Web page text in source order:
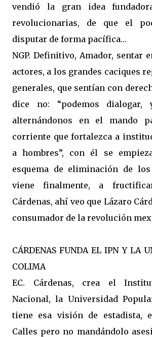
vendió la gran idea
revolucionarias, de que el
disputar de forma pacífica…
NGP. Definitivo, Amador, sentar
actores, a los grandes caciques
generales, que sentían con
dice no: “podemos
alternándonos en el mando
corriente que fortalezca a
a hombres”, con él se
esquema de eliminación de
viene finalmente, a
Cárdenas, ahí veo que Lázaro
consumador de la revolución
CÁRDENAS FUNDA EL IPN Y LA
COLIMA
EC. Cárdenas, crea el
Nacional, la Universidad
tiene esa visión de estadista,
Calles pero no mandándolo